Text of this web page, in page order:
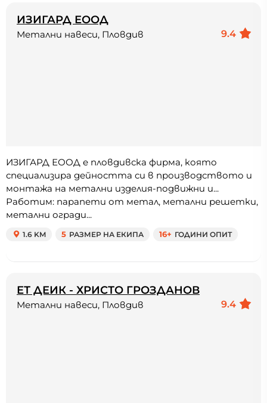
ИЗИГАРД ЕООД
9.4
Метални навеси, Пловдив
ИЗИГАРД ЕООД е пловдивска фирма, която
специализира дейността си в производството и
монтажа на метални изделия-подвижни и...
Работим: парапети от метал, метални решетки,
метални огради...
1.6 KM 5 РАЗМЕР НА ЕКИПА 16+ ГОДИНИ ОПИТ
ЕТ ДЕИК - ХРИСТО ГРОЗДАНОВ
9.4
Метални навеси, Пловдив